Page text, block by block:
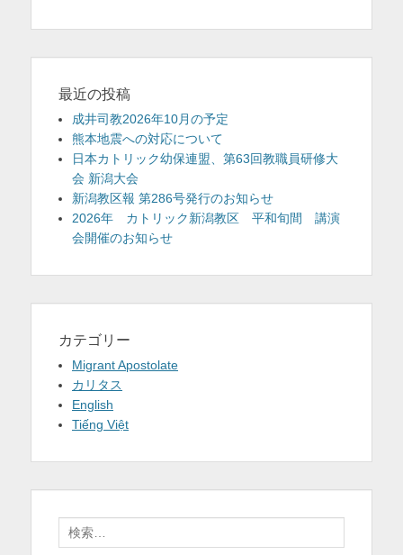
最近の投稿
成井司教2026年10月の予定
熊本地震への対応について
日本カトリック幼保連盟、第63回教職員研修大
会 新潟大会
新潟教区報 第286号発行のお知らせ
2026年 カトリック新潟教区 平和旬間 講演
会開催のお知らせ
カテゴリー
Migrant Apostolate
カリタス
English
Tiếng Việt
索: